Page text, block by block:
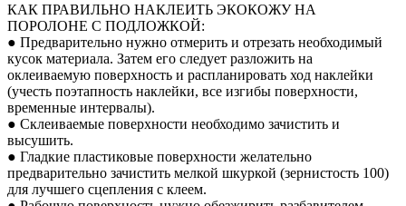
КАК ПРАВИЛЬНО НАКЛЕИТЬ ЭКОКОЖУ НА
ПОРОЛОНЕ С ПОДЛОЖКОЙ:
● Предварительно нужно отмерить и отрезать необходимый
кусок материала. Затем его следует разложить на
оклеиваемую поверхность и распланировать ход наклейки
(учесть поэтапность наклейки, все изгибы поверхности,
временные интервалы).
● Склеиваемые поверхности необходимо зачистить и
высушить.
● Гладкие пластиковые поверхности желательно
предварительно зачистить мелкой шкуркой (зернистость 100)
для лучшего сцепления с клеем.